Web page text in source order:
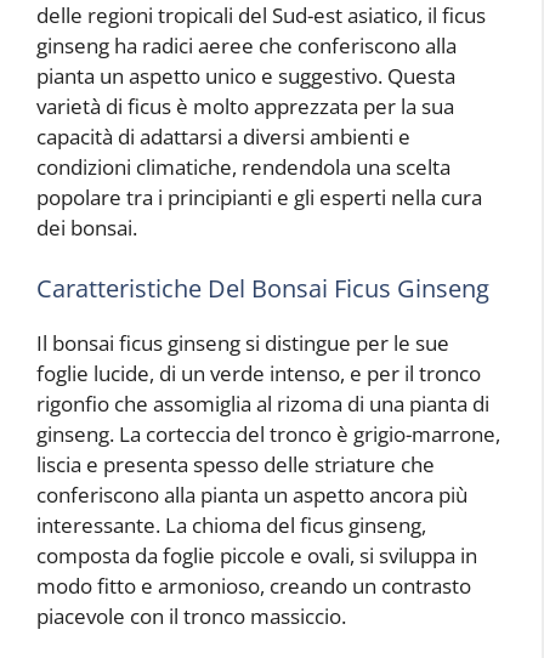
delle regioni tropicali del Sud-est asiatico, il ficus
ginseng ha radici aeree che conferiscono alla
pianta un aspetto unico e suggestivo. Questa
varietà di ficus è molto apprezzata per la sua
capacità di adattarsi a diversi ambienti e
condizioni climatiche, rendendola una scelta
popolare tra i principianti e gli esperti nella cura
dei bonsai.
Caratteristiche Del Bonsai Ficus Ginseng
Il bonsai ficus ginseng si distingue per le sue
foglie lucide, di un verde intenso, e per il tronco
rigonfio che assomiglia al rizoma di una pianta di
ginseng. La corteccia del tronco è grigio-marrone,
liscia e presenta spesso delle striature che
conferiscono alla pianta un aspetto ancora più
interessante. La chioma del ficus ginseng,
composta da foglie piccole e ovali, si sviluppa in
modo fitto e armonioso, creando un contrasto
piacevole con il tronco massiccio.